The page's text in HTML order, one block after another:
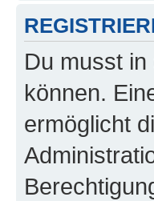
Du musst
können.
ermöglicht